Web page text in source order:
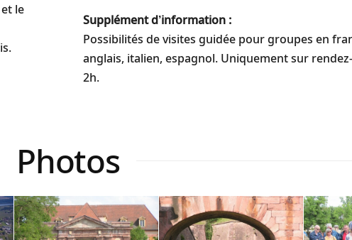
le
Supplément d’information :
Possibilités de visites guidée pour groupes en
anglais, italien, espagnol. Uniquement sur
2h.
Photos